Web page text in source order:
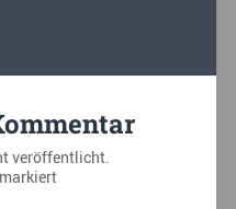
veröffentlicht.